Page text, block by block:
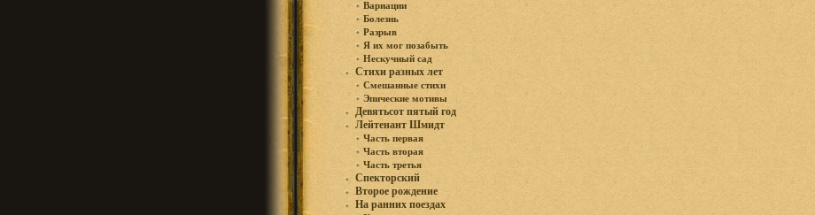
Вариации
Болезнь
Разрыв
Я их мог позабыть
Нескучный сад
Стихи разных лет
Смешанные стихи
Эпические мотивы
Девятьсот пятый год
Лейтенант Шмидт
Часть первая
Часть вторая
Часть третья
Спекторский
Второе рождение
На ранних поездах